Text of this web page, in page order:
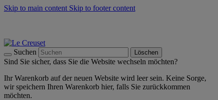
Skip to main content Skip to footer content
Suchen Löschen
Sind Sie sicher, dass Sie die Website wechseln möchten?
Ihr Warenkorb auf der neuen Website wird leer sein. Keine Sorge,
wir speichern Ihren Warenkorb hier, falls Sie zurückkommen
möchten.